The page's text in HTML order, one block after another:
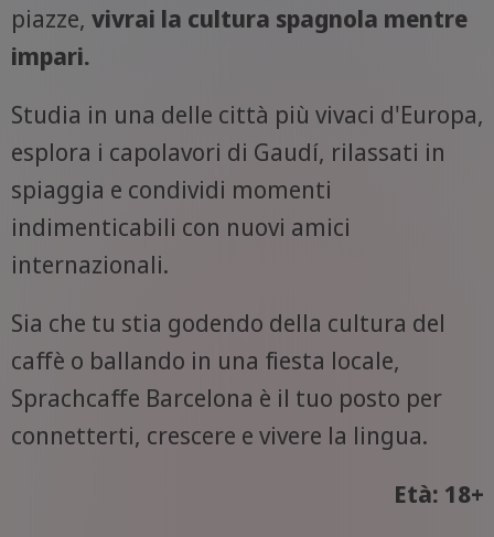
piazze, vivrai la cultura spagnola mentre
impari.
Studia in una delle città più vivaci d'Europa,
esplora i capolavori di Gaudí, rilassati in
spiaggia e condividi momenti
indimenticabili con nuovi amici
internazionali.
Sia che tu stia godendo della cultura del
caffè o ballando in una fiesta locale,
Sprachcaffe Barcelona è il tuo posto per
connetterti, crescere e vivere la lingua.
Età: 18+